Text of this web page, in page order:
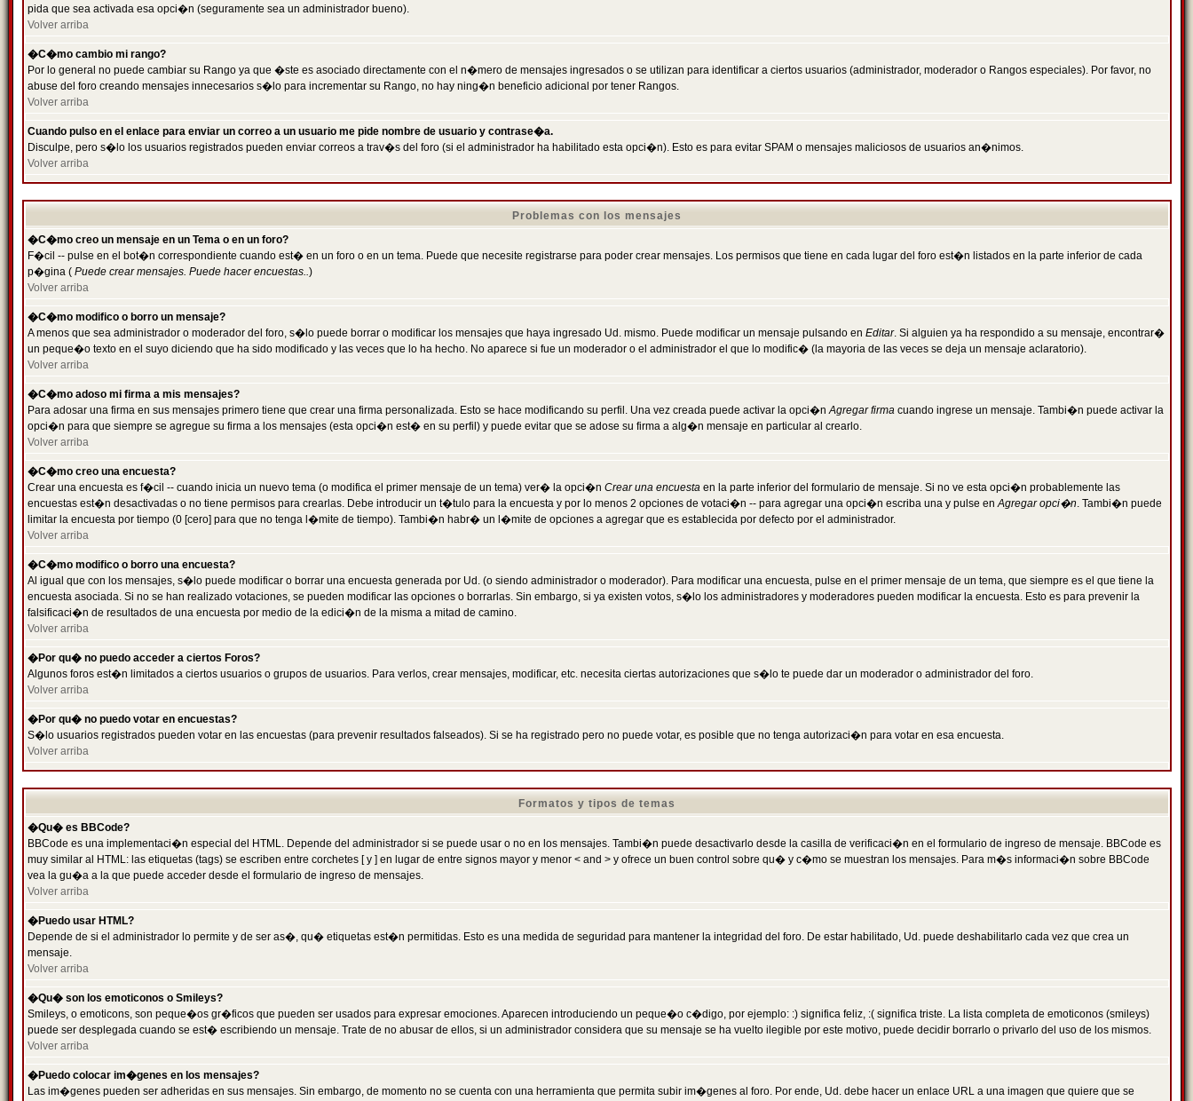
pida que sea activada esa opci�n (seguramente sea un administrador bueno).
Volver arriba
�C�mo cambio mi rango?
Por lo general no puede cambiar su Rango ya que �ste es asociado directamente con el n�mero de mensajes ingresados o se utilizan para identificar a ciertos usuarios (administrador, moderador o Rangos especiales). Por favor, no
abuse del foro creando mensajes innecesarios s�lo para incrementar su Rango, no hay ning�n beneficio adicional por tener Rangos.
Volver arriba
Cuando pulso en el enlace para enviar un correo a un usuario me pide nombre de usuario y contrase�a.
Disculpe, pero s�lo los usuarios registrados pueden enviar correos a trav�s del foro (si el administrador ha habilitado esta opci�n). Esto es para evitar SPAM o mensajes maliciosos de usuarios an�nimos.
Volver arriba
Problemas con los mensajes
�C�mo creo un mensaje en un Tema o en un foro?
F�cil -- pulse en el bot�n correspondiente cuando est� en un foro o en un tema. Puede que necesite registrarse para poder crear mensajes. Los permisos que tiene en cada lugar del foro est�n listados en la parte inferior de cada
p�gina ( Puede crear mensajes. Puede hacer encuestas..)
Volver arriba
�C�mo modifico o borro un mensaje?
A menos que sea administrador o moderador del foro, s�lo puede borrar o modificar los mensajes que haya ingresado Ud. mismo. Puede modificar un mensaje pulsando en Editar. Si alguien ya ha respondido a su mensaje, encontrar�
un peque�o texto en el suyo diciendo que ha sido modificado y las veces que lo ha hecho. No aparece si fue un moderador o el administrador el que lo modific� (la mayoria de las veces se deja un mensaje aclaratorio).
Volver arriba
�C�mo adoso mi firma a mis mensajes?
Para adosar una firma en sus mensajes primero tiene que crear una firma personalizada. Esto se hace modificando su perfil. Una vez creada puede activar la opci�nAgregar firma cuando ingrese un mensaje. Tambi�n puede activar la
opci�n para que siempre se agregue su firma a los mensajes (esta opci�n est� en su perfil) y puede evitar que se adose su firma a alg�n mensaje en particular al crearlo.
Volver arriba
�C�mo creo una encuesta?
Crear una encuesta es f�cil -- cuando inicia un nuevo tema (o modifica el primer mensaje de un tema) ver� la opci�n Crear una encuesta en la parte inferior del formulario de mensaje. Si no ve esta opci�n probablemente las
encuestas est�n desactivadas o no tiene permisos para crearlas. Debe introducir un t�tulo para la encuesta y por lo menos 2 opciones de votaci�n -- para agregar una opci�n escriba una y pulse enAgregar opci�n. Tambi�n puede
limitar la encuesta por tiempo (0 [cero] para que no tenga l�mite de tiempo). Tambi�n habr� un l�mite de opciones a agregar que es establecida por defecto por el administrador.
Volver arriba
�C�mo modifico o borro una encuesta?
Al igual que con los mensajes, s�lo puede modificar o borrar una encuesta generada por Ud. (o siendo administrador o moderador). Para modificar una encuesta, pulse en el primer mensaje de un tema, que siempre es el que tiene la
encuesta asociada. Si no se han realizado votaciones, se pueden modificar las opciones o borrarlas. Sin embargo, si ya existen votos, s�lo los administradores y moderadores pueden modificar la encuesta. Esto es para prevenir la
falsificaci�n de resultados de una encuesta por medio de la edici�n de la misma a mitad de camino.
Volver arriba
�Por qu� no puedo acceder a ciertos Foros?
Algunos foros est�n limitados a ciertos usuarios o grupos de usuarios. Para verlos, crear mensajes, modificar, etc. necesita ciertas autorizaciones que s�lo te puede dar un moderador o administrador del foro.
Volver arriba
�Por qu� no puedo votar en encuestas?
S�lo usuarios registrados pueden votar en las encuestas (para prevenir resultados falseados). Si se ha registrado pero no puede votar, es posible que no tenga autorizaci�n para votar en esa encuesta.
Volver arriba
Formatos y tipos de temas
�Qu� es BBCode?
BBCode es una implementaci�n especial del HTML. Depende del administrador si se puede usar o no en los mensajes. Tambi�n puede desactivarlo desde la casilla de verificaci�n en el formulario de ingreso de mensaje. BBCode es
muy similar al HTML: las etiquetas (tags) se escriben entre corchetes [ y ] en lugar de entre signos mayor y menor < and > y ofrece un buen control sobre qu� y c�mo se muestran los mensajes. Para m�s informaci�n sobre BBCode
vea la gu�a a la que puede acceder desde el formulario de ingreso de mensajes.
Volver arriba
�Puedo usar HTML?
Depende de si el administrador lo permite y de ser as�, qu� etiquetas est�n permitidas. Esto es una medida de seguridad para mantener la integridad del foro. De estar habilitado, Ud. puede deshabilitarlo cada vez que crea un
mensaje.
Volver arriba
�Qu� son los emoticonos o Smileys?
Smileys, o emoticons, son peque�os gr�ficos que pueden ser usados para expresar emociones. Aparecen introduciendo un peque�o c�digo, por ejemplo: :) significa feliz, :( significa triste. La lista completa de emoticonos (smileys)
puede ser desplegada cuando se est� escribiendo un mensaje. Trate de no abusar de ellos, si un administrador considera que su mensaje se ha vuelto ilegible por este motivo, puede decidir borrarlo o privarlo del uso de los mismos.
Volver arriba
�Puedo colocar im�genes en los mensajes?
Las im�genes pueden ser adheridas en sus mensajes. Sin embargo, de momento no se cuenta con una herramienta que permita subir im�genes al foro. Por ende, Ud. debe hacer un enlace URL a una imagen que quiere que se